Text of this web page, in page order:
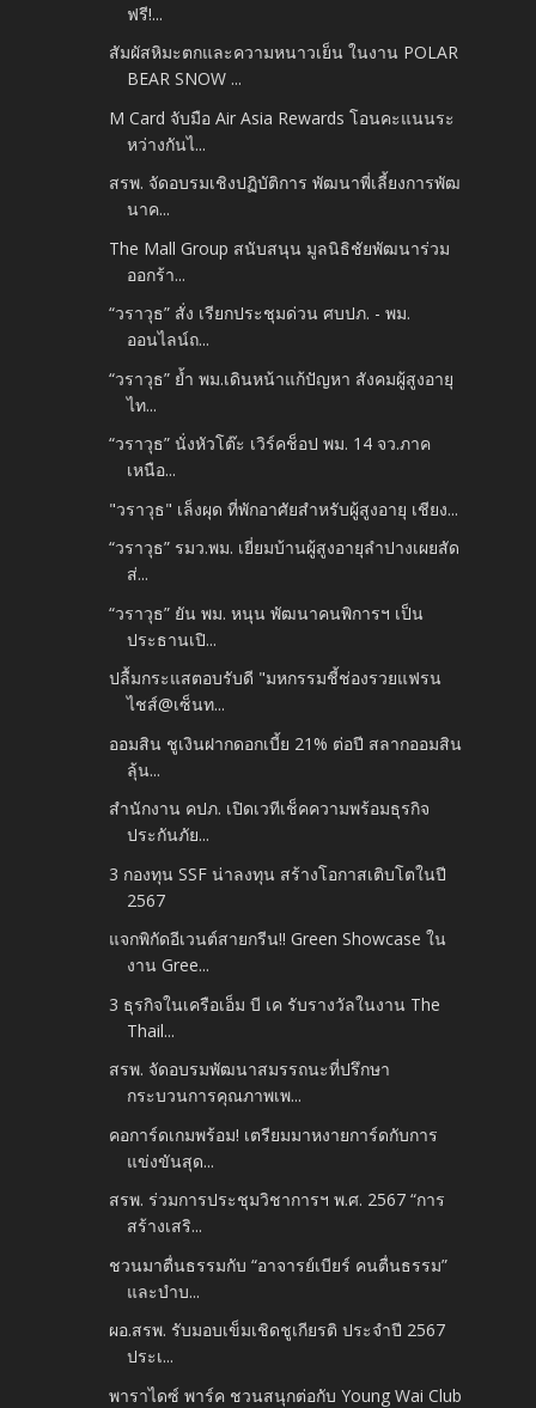
ฟรี!...
สัมผัสหิมะตกและความหนาวเย็น ในงาน POLAR
BEAR SNOW ...
M Card จับมือ Air Asia Rewards โอนคะแนนระ
หว่างกันไ...
สรพ. จัดอบรมเชิงปฏิบัติการ พัฒนาพี่เลี้ยงการพัฒ
นาค...
The Mall Group สนับสนุน มูลนิธิชัยพัฒนาร่วม
ออกร้า...
“วราวุธ” สั่ง เรียกประชุมด่วน ศบปภ. - พม.
ออนไลน์ถ...
“วราวุธ” ย้ำ พม.เดินหน้าแก้ปัญหา สังคมผู้สูงอายุ
ไท...
“วราวุธ” นั่งหัวโต๊ะ เวิร์คช็อป พม. 14 จว.ภาค
เหนือ...
"วราวุธ" เล็งผุด ที่พักอาศัยสำหรับผู้สูงอายุ เชียง...
“วราวุธ” รมว.พม. เยี่ยมบ้านผู้สูงอายุลำปางเผยสัด
ส่...
“วราวุธ” ยัน พม. หนุน พัฒนาคนพิการฯ เป็น
ประธานเปิ...
ปลื้มกระแสตอบรับดี "มหกรรมชี้ช่องรวยแฟรน
ไชส์@เซ็นท...
ออมสิน ชูเงินฝากดอกเบี้ย 21% ต่อปี สลากออมสิน
ลุ้น...
สำนักงาน คปภ. เปิดเวทีเช็คความพร้อมธุรกิจ
ประกันภัย...
3 กองทุน SSF น่าลงทุน สร้างโอกาสเติบโตในปี
2567
แจกพิกัดอีเวนต์สายกรีน!! Green Showcase ใน
งาน Gree...
3 ธุรกิจในเครือเอ็ม บี เค รับรางวัลในงาน The
Thail...
สรพ. จัดอบรมพัฒนาสมรรถนะที่ปรึกษา
กระบวนการคุณภาพเพ...
คอการ์ดเกมพร้อม! เตรียมมาหงายการ์ดกับการ
แข่งขันสุด...
สรพ. ร่วมการประชุมวิชาการฯ พ.ศ. 2567 “การ
สร้างเสริ...
ชวนมาตื่นธรรมกับ “อาจารย์เบียร์ คนตื่นธรรม”
และบำบ...
ผอ.สรพ. รับมอบเข็มเชิดชูเกียรติ ประจําปี 2567
ประเ...
พาราไดซ์ พาร์ค ชวนสนุกต่อกับ Young Wai Club